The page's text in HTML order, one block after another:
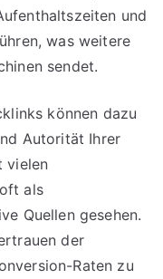
und
was weitere
sendet.
können dazu
Autorität Ihrer
vielen
als
Quellen gesehen.
der
Raten zu